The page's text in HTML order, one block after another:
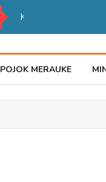
Kadisdukcapil
POJOK MERAUKE